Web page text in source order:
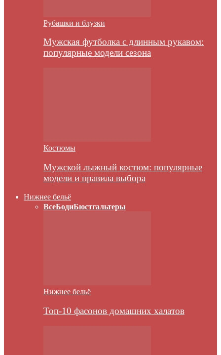
Рубашки и блузки
Мужская футболка с длинным рукавом:
популярные модели сезона
Костюмы
Мужской лыжный костюм: популярные
модели и правила выбора
Нижнее бельё
ВсеБодиБюстгальтеры
Нижнее бельё
Топ-10 фасонов домашних халатов